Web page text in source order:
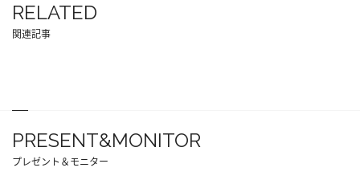
RELATED
関連記事
PRESENT&MONITOR
プレゼント＆モニター